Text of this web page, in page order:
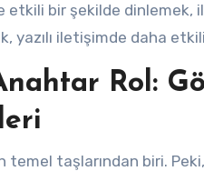
bir şekilde dinlemek,
yazılı iletişimde daha
Rol:
temel taşlarından biri.